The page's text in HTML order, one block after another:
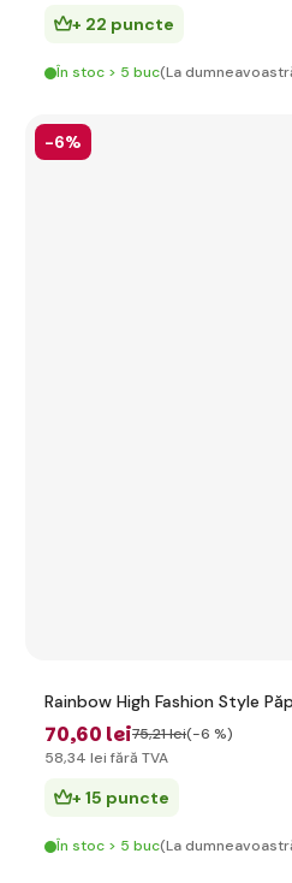
+ 22 puncte
În stoc > 5 buc(La
-6%
Rainbow High Fashion Style
70,60 lei75,21 lei(-6 %)
58,34 lei fără TVA
+ 15 puncte
În stoc > 5 buc(La